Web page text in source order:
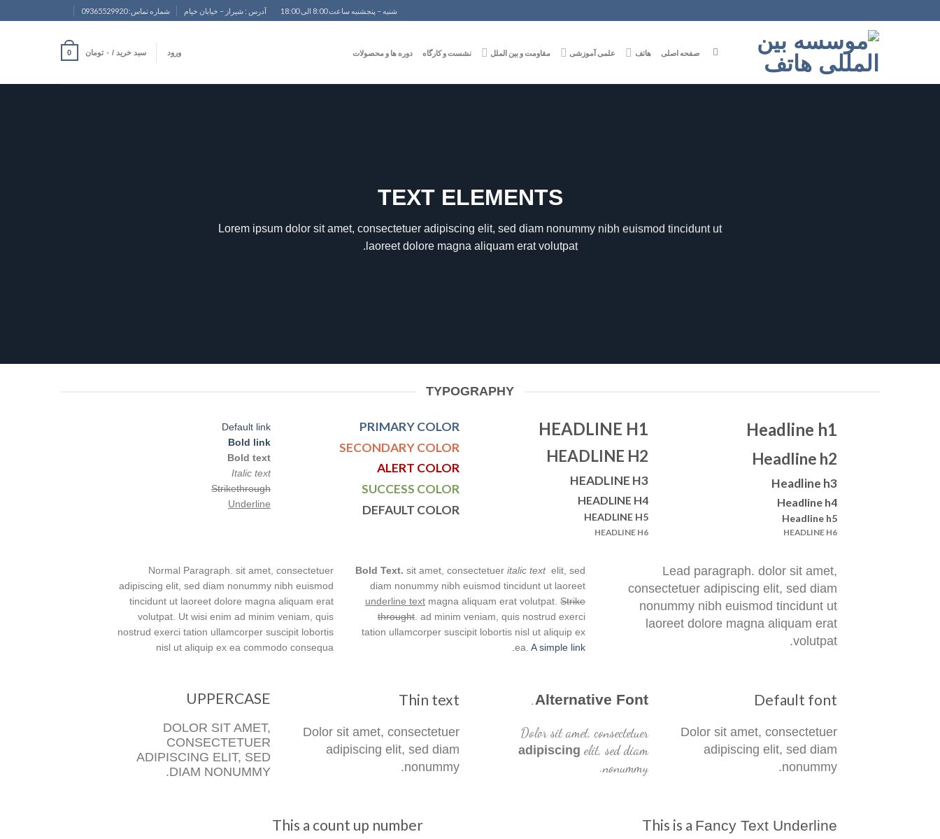
to
شنبه – پنجشنبه ساعت 8:00 الی 18:00 آدرس : شیراز – خیابان خیام شماره تماس: 09365529920
صفحه اصلی هاتف علمی آموزشی مقاومت و بین الملل نشست و کارگاه دوره ها و محصولات ورود سبد خرید / ۰ تومان 0
TEXT ELEMENTS
Lorem ipsum dolor sit amet, consectetuer adipiscing elit, sed diam nonummy nibh euismod tincidunt ut
laoreet dolore magna aliquam erat volutpat.
TYPOGRAPHY
Headline h1
Headline h2
Headline h3
Headline h4
Headline h5
HEADLINE H6
HEADLINE H1
HEADLINE H2
HEADLINE H3
HEADLINE H4
HEADLINE H5
HEADLINE H6
PRIMARY COLOR
SECONDARY COLOR
ALERT COLOR
SUCCESS COLOR
DEFAULT COLOR
Default link
Bold link
Bold text
Italic text
Strikethrough
Underline
Lead paragraph. dolor sit amet,
consectetuer adipiscing elit, sed diam
nonummy nibh euismod tincidunt ut
laoreet dolore magna aliquam erat
volutpat.
Bold Text. sit amet, consectetueritalic textelit, sed
diam nonummy nibh euismod tincidunt ut laoreet
underline text magna aliquam erat volutpat.Strike
throught. ad minim veniam, quis nostrud exerci
tation ullamcorper suscipit lobortis nisl ut aliquip ex
ea.A simple link.
Normal Paragraph. sit amet, consectetuer
adipiscing elit, sed diam nonummy nibh euismod
tincidunt ut laoreet dolore magna aliquam erat
volutpat. Ut wisi enim ad minim veniam, quis
nostrud exerci tation ullamcorper suscipit lobortis
nisl ut aliquip ex ea commodo consequa
Default font
Dolor sit amet, consectetuer
adipiscing elit, sed diam
nonummy.
Alternative Font
.
Dolor sit amet, consectetuer
adipiscing elit, sed diam
nonummy.
Thin text
Dolor sit amet, consectetuer
adipiscing elit, sed diam
nonummy.
UPPERCASE
DOLOR SIT AMET,
CONSECTETUER
ADIPISCING ELIT, SED
DIAM NONUMMY.
This is a Fancy Text Underline
This a count up number